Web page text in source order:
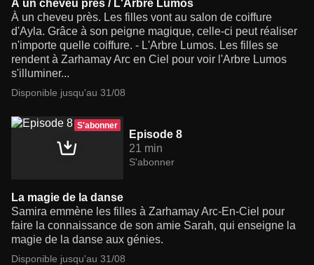
À un cheveu près / L'Arbre Lumos
À un cheveu près. Les filles vont au salon de coiffure
d'Ayla. Grâce à son peigne magique, celle-ci peut réaliser
n'importe quelle coiffure. - L'Arbre Lumos. Les filles se
rendent à Zarhamay Arc en Ciel pour voir l'Arbre Lumos
s'illuminer...
Disponible jusqu'au 31/08
S'abonner
Episode 8
21 min
S'abonner
La magie de la danse
Samira emmène les filles à Zarhamay Arc-En-Ciel pour
faire la connaissance de son amie Sarah, qui enseigne la
magie de la danse aux génies.
Disponible jusqu'au 31/08